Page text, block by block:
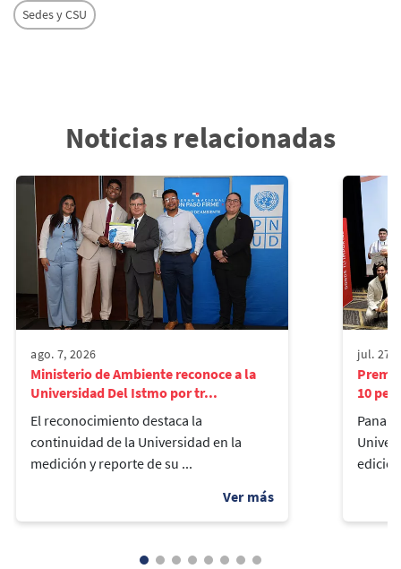
Sedes y CSU
Noticias relacionadas
ago. 7, 2026
Ministerio de Ambiente reconoce a la
Universidad Del Istmo por tr...
El reconocimiento destaca la
continuidad de la Universidad en la
medición y reporte de su ...
jul. 27,
10